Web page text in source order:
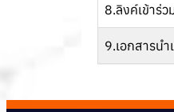
8.ลิงค์เข้าร่
9.เอกสารน